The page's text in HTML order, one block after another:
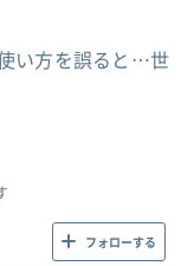
い方を誤ると…世
フォローする